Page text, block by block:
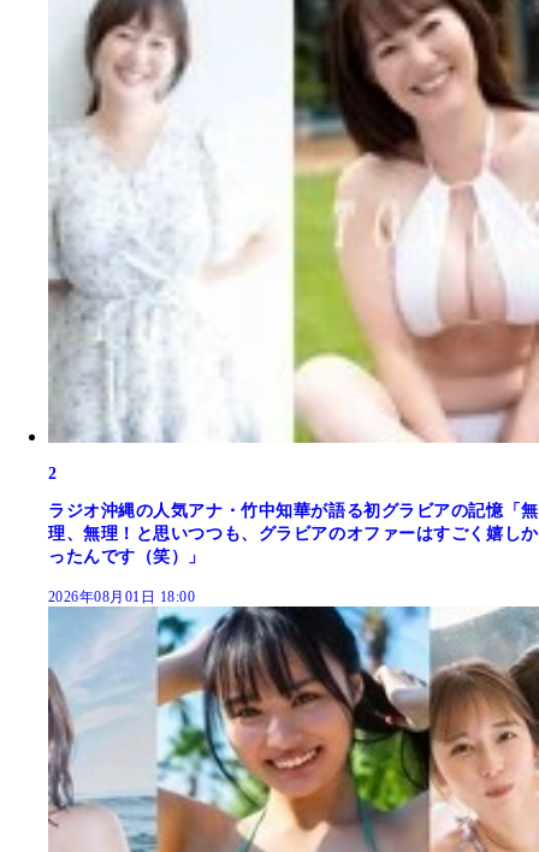
2
ラジオ沖縄の人気アナ・竹中知華が語る初グラビアの記憶「無
理、無理！と思いつつも、グラビアのオファーはすごく嬉しか
ったんです（笑）」
2026年08月01日 18:00